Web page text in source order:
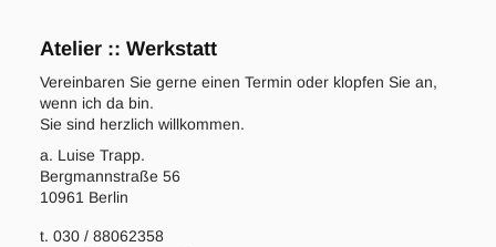
Atelier :: Werkstatt
Vereinbaren Sie gerne einen Termin oder klopfen Sie an,
wenn ich da bin.
Sie sind herzlich willkommen.
a. Luise Trapp.
Bergmannstraße 56
10961 Berlin
t. 030 / 88062358